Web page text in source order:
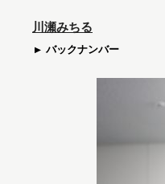
川瀬みちる
バックナンバー